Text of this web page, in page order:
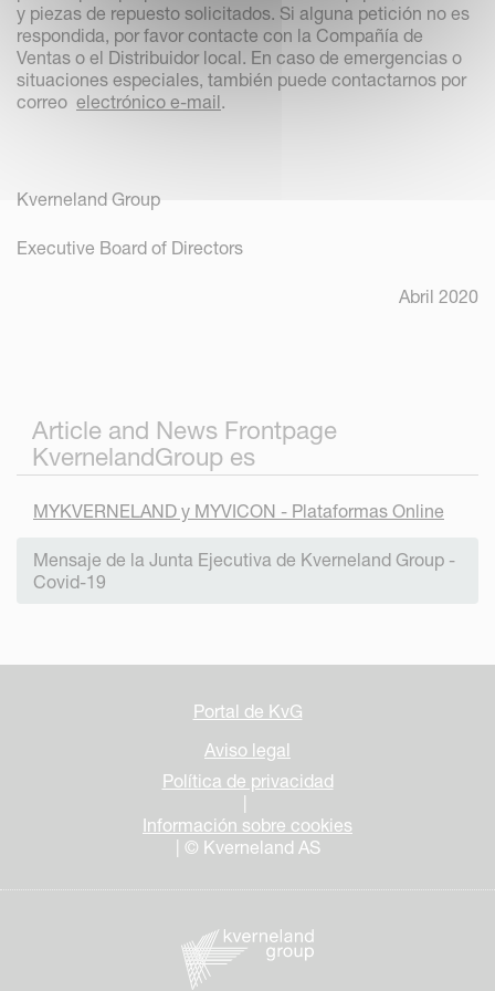
y piezas de repuesto solicitados. Si alguna petición no es
respondida, por favor contacte con la Compañía de
Ventas o el Distribuidor local. En caso de emergencias o
situaciones especiales, también puede contactarnos por
correo electrónico e-mail.
Kverneland Group
Executive Board of Directors
Abril 2020
Article and News Frontpage
KvernelandGroup es
MYKVERNELAND y MYVICON - Plataformas Online
Mensaje de la Junta Ejecutiva de Kverneland Group -
Covid-19
Portal de KvG
Aviso legal
Política de privacidad
Información sobre cookies
| © Kverneland AS